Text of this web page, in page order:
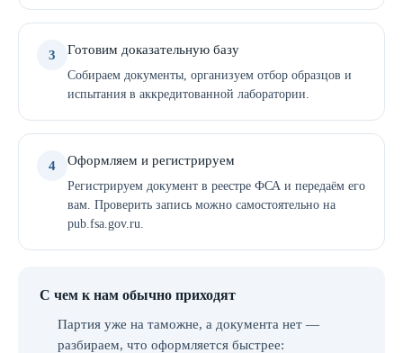
3 Готовим доказательную базу
Собираем документы, организуем отбор образцов и
испытания в аккредитованной лаборатории.
4 Оформляем и регистрируем
Регистрируем документ в реестре ФСА и передаём его
вам. Проверить запись можно самостоятельно на
pub.fsa.gov.ru.
С чем к нам обычно приходят
Партия уже на таможне, а документа нет —
разбираем, что оформляется быстрее: